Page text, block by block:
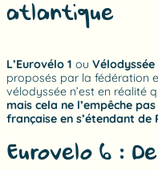
atlantique
L’Eurovélo 1 ou Vélodyssée
proposés par la fédération
vélodyssée n’est en réalité
mais cela ne l’empêche
française en s’étendant de
Eurovelo 6 :